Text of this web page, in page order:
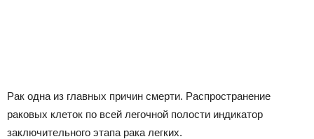
Рак одна из главных причин смерти. Распространение
раковых клеток по всей легочной полости индикатор
заключительного этапа рака легких.